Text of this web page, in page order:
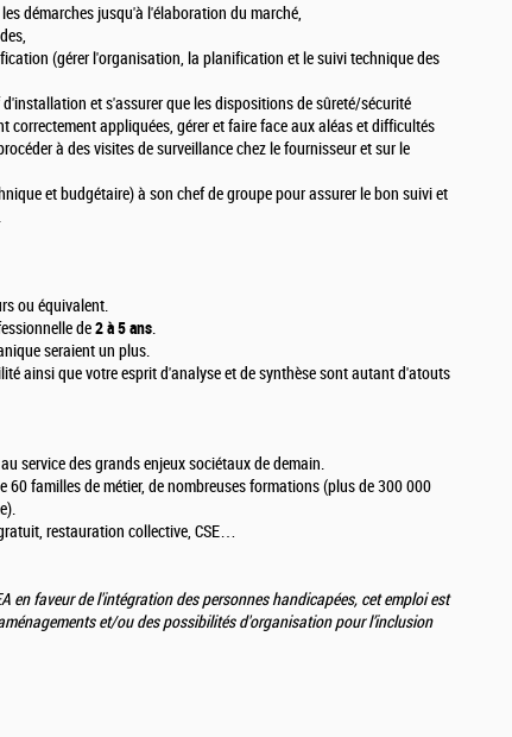
démarches jusqu'à l'élaboration du marché,
(gérer l'organisation, la planification et le suivi technique des
et s'assurer que les dispositions de sûreté/sécurité
correctement appliquées, gérer et faire face aux aléas et difficultés
à des visites de surveillance chez le fournisseur et sur le
et budgétaire) à son chef de groupe pour assurer le bon suivi et
ou équivalent.
de2 à 5 ans.
seraient un plus.
ainsi que votre esprit d'analyse et de synthèse sont autant d'atouts
service des grands enjeux sociétaux de demain.
60 familles de métier, de nombreuses formations (plus de 300 000
restauration collective, CSE…
en faveur de l'intégration des personnes handicapées, cet emploi est
et/ou des possibilités d'organisation pour l’inclusion